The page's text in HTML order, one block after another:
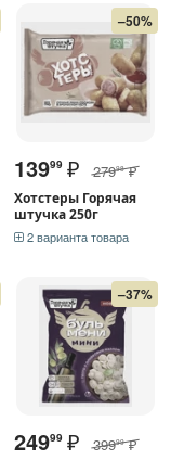
–50%
13999 ₽ 27998 ₽
Хотстеры Горячая
штучка 250г
2 варианта товара
–37%
24999 ₽ 39999 ₽